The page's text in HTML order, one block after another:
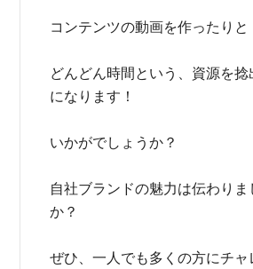
コンテンツの動画を作ったりと
どんどん時間という、資源を
になります！
いかがでしょうか？
自社ブランドの魅力は伝わりま
か？
ぜひ、一人でも多くの方にチャ